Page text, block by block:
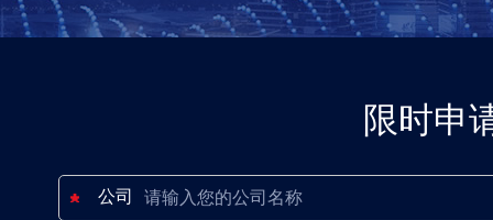
限时申
公司